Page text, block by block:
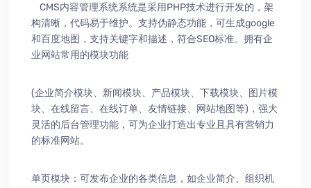
CMS内容管理系统系统是采用PHP技术进行开发的，架
构清晰，代码易于维护。支持伪静态功能，可生成google
和百度地图，支持关键字和描述，符合SEO标准。拥有企
业网站常用的模块功能
(企业简介模块、新闻模块、产品模块、下载模块、图片模
块、在线留言、在线订单、友情链接、网站地图等)，强大
灵活的后台管理功能，可为企业打造出专业且具有营销力
的标准网站。
单页模块：可发布企业的各类信息，如企业简介、组织机